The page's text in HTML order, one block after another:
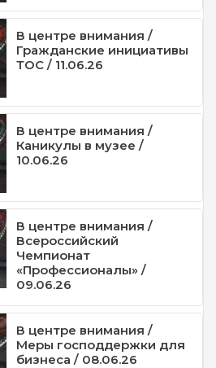
В центре внимания /
Гражданские инициативы
ТОС / 11.06.26
В центре внимания /
Каникулы в музее /
10.06.26
В центре внимания /
Всероссийский
Чемпионат
«Профессионалы» /
09.06.26
В центре внимания /
Меры господдержки для
бизнеса / 08.06.26